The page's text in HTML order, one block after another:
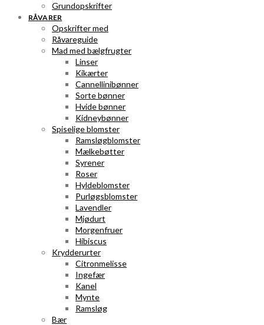
Grundopskrifter
RÅVARER
Opskrifter med
Råvareguide
Mad med bælgfrugter
Linser
Kikærter
Cannellinibønner
Sorte bønner
Hvide bønner
Kidneybønner
Spiselige blomster
Ramsløgblomster
Mælkebøtter
Syrener
Roser
Hyldeblomster
Purløgsblomster
Lavendler
Mjødurt
Morgenfruer
Hibiscus
Krydderurter
Citronmelisse
Ingefær
Kanel
Mynte
Ramsløg
Bær